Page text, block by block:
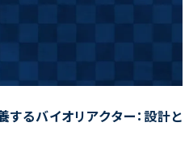
るバイオリアクター：設計と